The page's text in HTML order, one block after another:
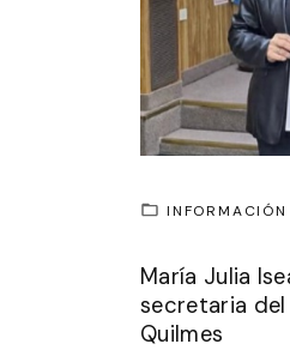
María Julia
secretaria del
Quilmes